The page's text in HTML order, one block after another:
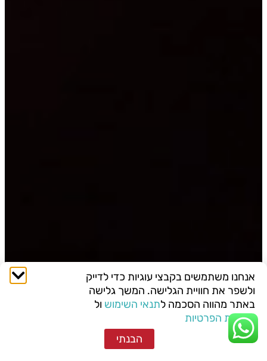
אנחנו משתמשים בקבצי עוגיות כדי לדייק
ולשפר את חוויית הגלישה. המשך גלישה
באתר מהווה הסכמה לתנאי השימוש ול
מדיניות הפרטיות
הבנתי